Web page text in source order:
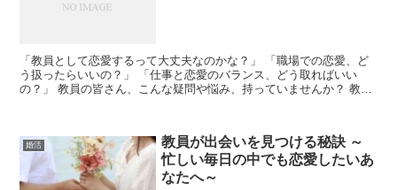
「教員として恋愛するって大丈夫なのかな？」 「職場での恋愛、ど
う扱ったらいいの？」 「仕事と恋愛のバランス、どう取ればいい
の？」 教員の皆さん、こんな疑問や悩み、持っていませんか？ 教員
婚活
教員が出会いを見つける秘訣 ～
忙しい毎日の中でも恋愛したいあ
なたへ～